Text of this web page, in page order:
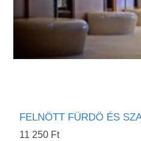
FELNÖTT FÜRDÖ ÉS
11 250 Ft